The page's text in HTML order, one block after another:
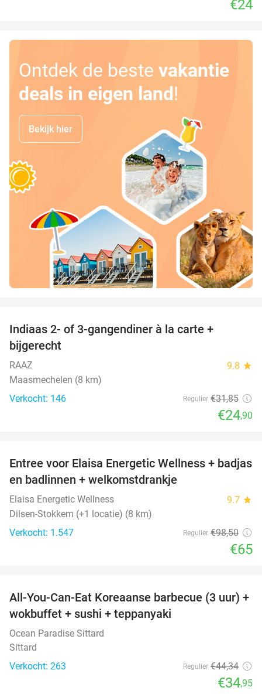
€24
Ontdek de beste vakantie
deals in eigen land!
Bekijk hier
Indiaas 2- of 3-gangendiner à la carte +
bijgerecht
RAAZ 9.8 star
Maasmechelen (8 km)
Verkocht: 146
Regulier €31,85
€24,90
34%
Entree voor Elaisa Energetic Wellness + badjas
en badlinnen + welkomstdrankje
Elaisa Energetic Wellness 9.7 star
Dilsen-Stokkem (+1 locatie) (8 km)
Verkocht: 1.547
Regulier €98,50
€65
21%
All-You-Can-Eat Koreaanse barbecue (3 uur) +
wokbuffet + sushi + teppanyaki
Ocean Paradise Sittard
Sittard
Verkocht: 263
Regulier €44,34
€34,95